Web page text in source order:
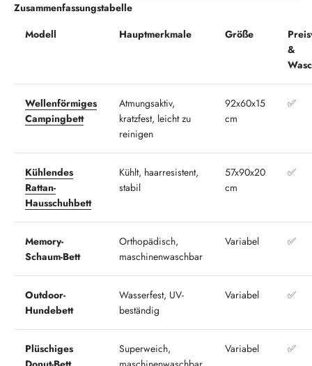
Zusammenfassungstabelle
Modell
Hauptmerkmale Größe
&
Wellenförmiges
Campingbett
Atmungsaktiv,
kratzfest, leicht zu
reinigen
92x60x15
cm
✅
Kühlendes
Rattan-
Hausschuhbett
Kühlt, haarresistent,
stabil
57x90x20
cm
✅
Memory-
Schaum-Bett
Orthopädisch,
maschinenwaschbar
Variabel ✅
Outdoor-
Hundebett
Wasserfest, UV-
beständig
Variabel ✅
Plüschiges
Superweich,
Variabel ✅